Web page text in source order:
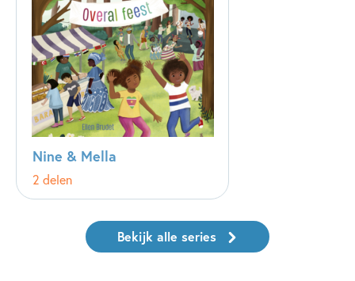
Nine & Mella
2 delen
Bekijk alle series